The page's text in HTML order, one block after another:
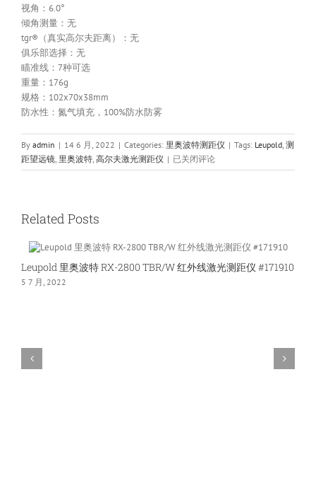
视角：6.0°
倾角测量：无
tgr®（真实高尔夫距离）：无
俱乐部选择：无
瞄准线：7种可选
重量：176g
规格：102x70x38mm
防水性：氮气填充，100%防水防雾
By admin | 14 6 月, 2022 | Categories: 里奥波特测距仪 | Tags: Leupold 测
距望远镜 里奥波特 高尔夫激光测距仪 | Leupold
里
1i3
尔
已关闭评论
Related Posts
Leupold 里奥波特 RX-2800 TBR/W 红外线激光测距仪 #171910
5 7 月, 2022